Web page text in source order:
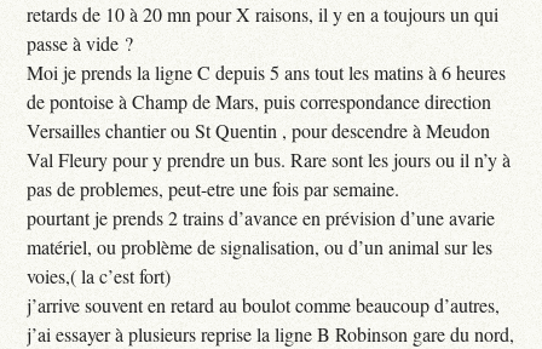
retards de 10 à 20 mn pour X raisons, il y en a toujours un qui
passe à vide ?
Moi je prends la ligne C depuis 5 ans tout les matins à 6 heures
de pontoise à Champ de Mars, puis correspondance direction
Versailles chantier ou St Quentin , pour descendre à Meudon
Val Fleury pour y prendre un bus. Rare sont les jours ou il n’y à
pas de problemes, peut-etre une fois par semaine.
pourtant je prends 2 trains d’avance en prévision d’une avarie
matériel, ou problème de signalisation, ou d’un animal sur les
voies,( la c’est fort)
j’arrive souvent en retard au boulot comme beaucoup d’autres,
j’ai essayer à plusieurs reprise la ligne B Robinson gare du nord,